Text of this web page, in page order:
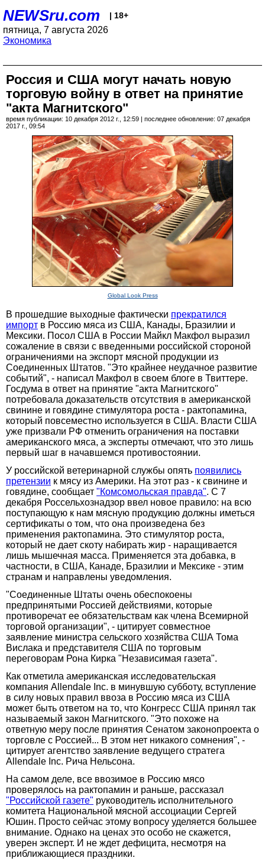
NEWSru.com | 18+
пятница, 7 августа 2026
Экономика
Россия и США могут начать новую
торговую войну в ответ на принятие
"акта Магнитского"
время публикации: 10 декабря 2012 г., 12:59 | последнее обновление: 07 декабря
2017 г., 09:54
Global Look Press
В прошедшие выходные фактически прекратился
импорт в Россию мяса из США, Канады, Бразилии и
Мексики. Посол США в России Майкл Макфол выразил
сожаление в связи с введенными российской стороной
ограничениями на экспорт мясной продукции из
Соединенных Штатов. "Это крайнее неудачное развитие
событий", - написал Макфол в своем блоге в Твиттере.
Госдума в ответ на принятие "акта Магнитского"
потребовала доказательств отсутствия в американской
свинине и говядине стимулятора роста - рактопамина,
который повсеместно используется в США. Власти США
уже призвали РФ отменить ограничения на поставки
американского мяса, а эксперты отмечают, что это лишь
первый шаг в начавшемся противостоянии.
У российской ветеринарной службы опять появились
претензии к мясу из Америки. На этот раз - к свинине и
говядине, сообщает "Комсомольская правда". С 7
декабря Россельхознадзор ввел новое правило: на всю
поступающую к нам мясную продукцию должны иметься
сертификаты о том, что она произведена без
применения рактопамина. Это стимулятор роста,
который не дает скоту набирать жир - наращивается
лишь мышечная масса. Применяется эта добавка, в
частности, в США, Канаде, Бразилии и Мексике - этим
странам и направлены уведомления.
"Соединенные Штаты очень обеспокоены
предпринятыми Россией действиями, которые
противоречат ее обязательствам как члена Всемирной
торговой организации", - цитирует совместное
заявление министра сельского хозяйства США Тома
Вислака и представителя США по торговым
переговорам Рона Кирка "Независимая газета".
Как отметила американская исследовательская
компания Allendale Inc. в минувшую субботу, вступление
в силу новых правил ввоза в Россию мяса из США
может быть ответом на то, что Конгресс США принял так
называемый закон Магнитского. "Это похоже на
ответную меру после принятия Сенатом законопроекта о
торговле с Россией... В этом нет никакого сомнения", -
цитирует агентство заявление ведущего стратега
Allendale Inc. Рича Нельсона.
На самом деле, все ввозимое в Россию мясо
проверялось на рактопамин и раньше, рассказал
"Российской газете" руководитель исполнительного
комитета Национальной мясной ассоциации Сергей
Юшин. Просто сейчас этому вопросу уделяется большее
внимание. Однако на ценах это особо не скажется,
уверен эксперт. И не ждет дефицита, несмотря на
приближающиеся праздники.